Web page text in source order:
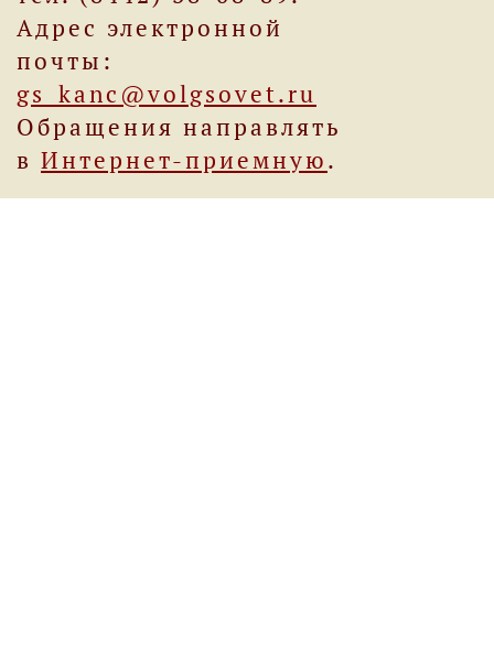
Адрес электронной
почты:
gs_kanc@volgsovet.ru
Обращения направлять
в Интернет-приемную.